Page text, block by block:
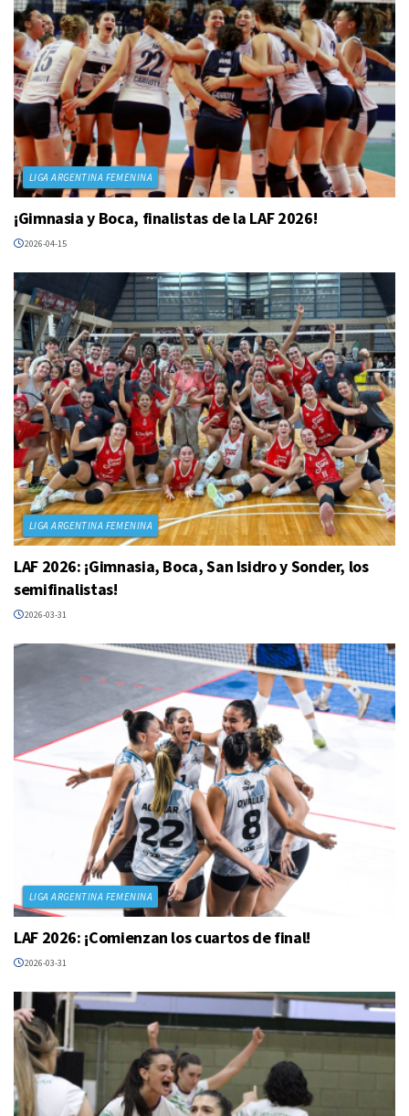
LIGA ARGENTINA FEMENINA
¡Gimnasia y Boca, finalistas de la LAF 2026!
2026-04-15
LIGA ARGENTINA FEMENINA
LAF 2026: ¡Gimnasia, Boca, San Isidro y Sonder, los
semifinalistas!
2026-03-31
LIGA ARGENTINA FEMENINA
LAF 2026: ¡Comienzan los cuartos de final!
2026-03-31